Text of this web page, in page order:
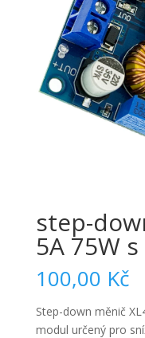
step-
5A 75W
100,00 Kč
Step-down měnič
modul určený pro